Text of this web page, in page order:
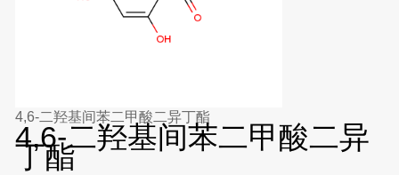
4,6-二羟基间苯二甲酸二异丁酯
4,6-二羟基间苯二甲酸二异
丁酯